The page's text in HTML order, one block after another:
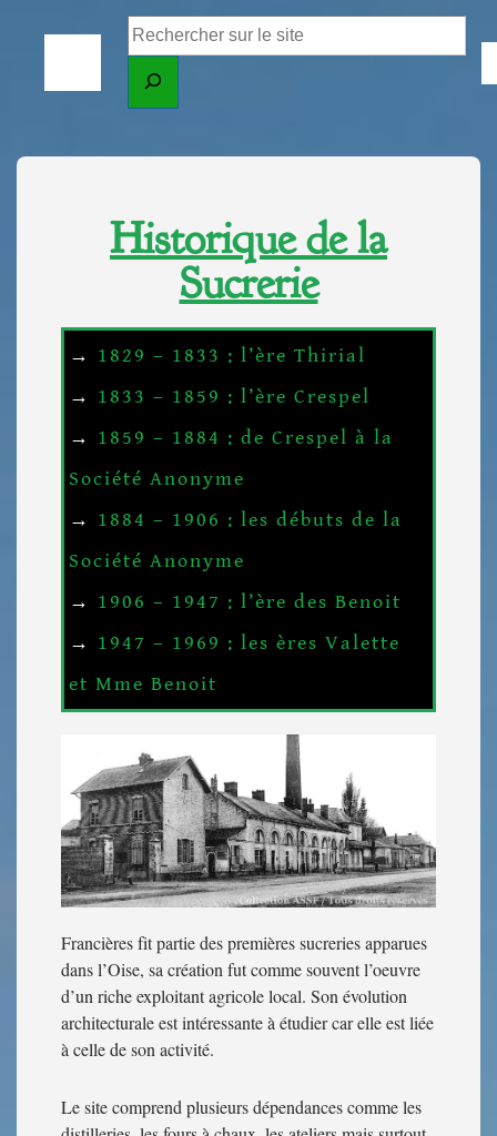
Historique de la
Sucrerie
→ 1829 – 1833 : l’ère Thirial
→ 1833 – 1859 : l’ère Crespel
→ 1859 – 1884 : de Crespel à la
Société Anonyme
→ 1884 – 1906 : les débuts de la
Société Anonyme
→ 1906 – 1947 : l’ère des Benoit
→ 1947 – 1969 : les ères Valette
et Mme Benoit
Francières fit partie des premières sucreries apparues
dans l’Oise, sa création fut comme souvent l’oeuvre
d’un riche exploitant agricole local. Son évolution
architecturale est intéressante à étudier car elle est liée
à celle de son activité.
Le site comprend plusieurs dépendances comme les